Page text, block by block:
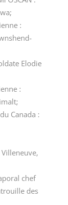
:
Elodie
:
Canada :
Villeneuve,
chef
des